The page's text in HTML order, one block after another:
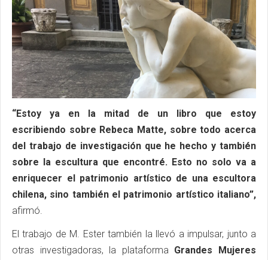
“Estoy ya en la mitad de un libro que estoy
escribiendo sobre Rebeca Matte, sobre todo acerca
del trabajo de investigación que he hecho y también
sobre la escultura que encontré. Esto no solo va a
enriquecer el patrimonio artístico de una escultora
chilena, sino también el patrimonio artístico italiano”,
afirmó.
El trabajo de M. Ester también la llevó a impulsar, junto a
otras investigadoras, la plataforma Grandes Mujeres